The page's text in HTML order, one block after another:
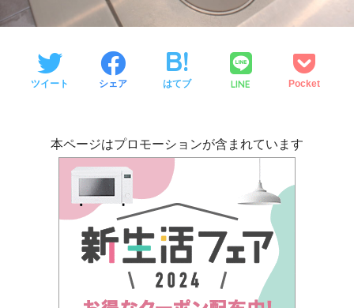
ツイート シェア はてブ LINE Pocket
本ページはプロモーションが含まれています